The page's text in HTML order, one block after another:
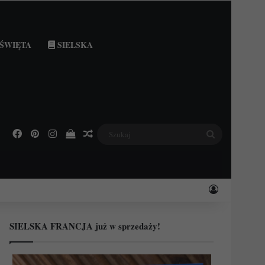
SIELSKA
Facebook
PinterestInstagramPodejrzyj swój koszyk
Losowy wpis
Zaloguj
SIELSKA FRANCJA już w sprzedaży!